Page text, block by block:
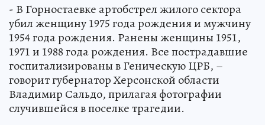
- В Горностаевке артобстрел жилого сектора
убил женщину 1975 года рождения и мужчину
1954 года рождения. Ранены женщины 1951,
1971 и 1988 года рождения. Все пострадавшие
госпитализированы в Геническую ЦРБ, –
говорит губернатор Херсонской области
Владимир Сальдо, прилагая фотографии
случившейся в поселке трагедии.